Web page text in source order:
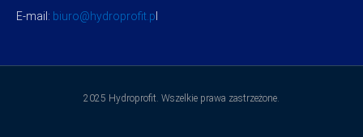
E-mail: biuro@hydroprofit.p
2025 Hydroprofit. Wszelkie prawa zastrzeżone.